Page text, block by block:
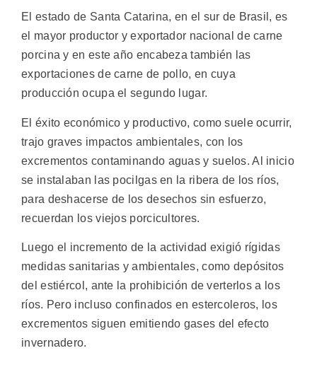
El estado de Santa Catarina, en el sur de Brasil, es
el mayor productor y exportador nacional de carne
porcina y en este año encabeza también las
exportaciones de carne de pollo, en cuya
producción ocupa el segundo lugar.
El éxito económico y productivo, como suele ocurrir,
trajo graves impactos ambientales, con los
excrementos contaminando aguas y suelos. Al inicio
se instalaban las pocilgas en la ribera de los ríos,
para deshacerse de los desechos sin esfuerzo,
recuerdan los viejos porcicultores.
Luego el incremento de la actividad exigió rígidas
medidas sanitarias y ambientales, como depósitos
del estiércol, ante la prohibición de verterlos a los
ríos. Pero incluso confinados en estercoleros, los
excrementos siguen emitiendo gases del efecto
invernadero.